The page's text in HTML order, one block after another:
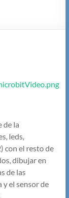
de la
leds,
con el resto de
dibujar en
de las
el sensor de